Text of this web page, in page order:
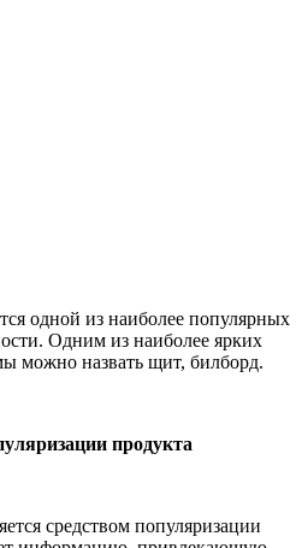
одной из наиболее популярных
Одним из наиболее ярких
можно назвать щит, билборд.
продукта
средством популяризации